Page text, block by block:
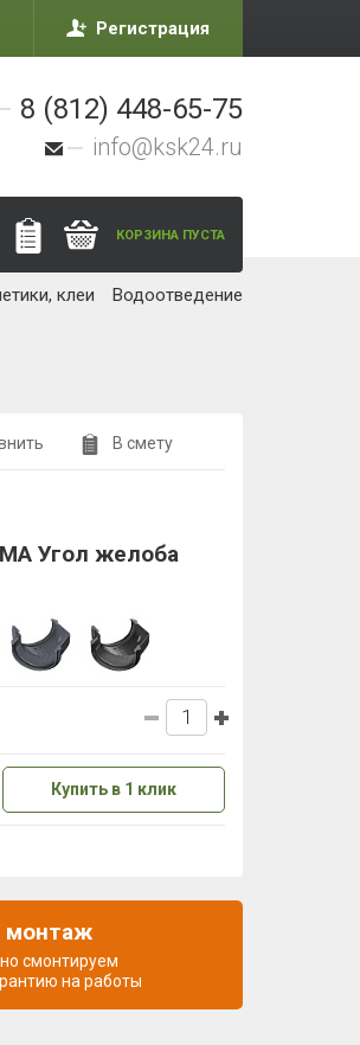
Регистрация
8 (812) 448-65-75
info@ksk24.ru
КОРЗИНА ПУСТА
клеи Водоотведение
В смету
Угол желоба
Купить в 1 клик
монтаж
смонтируем
на работы